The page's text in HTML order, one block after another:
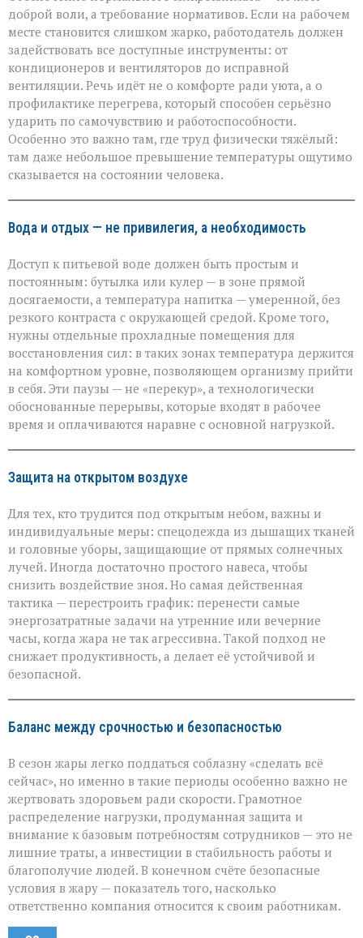
доброй воли, а требование нормативов. Если на рабочем
месте становится слишком жарко, работодатель должен
задействовать все доступные инструменты: от
кондиционеров и вентиляторов до исправной
вентиляции. Речь идёт не о комфорте ради уюта, а о
профилактике перегрева, который способен серьёзно
ударить по самочувствию и работоспособности.
Особенно это важно там, где труд физически тяжёлый:
там даже небольшое превышение температуры ощутимо
сказывается на состоянии человека.
Вода и отдых — не привилегия, а необходимость
Доступ к питьевой воде должен быть простым и
постоянным: бутылка или кулер — в зоне прямой
досягаемости, а температура напитка — умеренной, без
резкого контраста с окружающей средой. Кроме того,
нужны отдельные прохладные помещения для
восстановления сил: в таких зонах температура держится
на комфортном уровне, позволяющем организму прийти
в себя. Эти паузы — не «перекур», а технологически
обоснованные перерывы, которые входят в рабочее
время и оплачиваются наравне с основной нагрузкой.
Защита на открытом воздухе
Для тех, кто трудится под открытым небом, важны и
индивидуальные меры: спецодежда из дышащих тканей
и головные уборы, защищающие от прямых солнечных
лучей. Иногда достаточно простого навеса, чтобы
снизить воздействие зноя. Но самая действенная
тактика — перестроить график: перенести самые
энергозатратные задачи на утренние или вечерние
часы, когда жара не так агрессивна. Такой подход не
снижает продуктивность, а делает её устойчивой и
безопасной.
Баланс между срочностью и безопасностью
В сезон жары легко поддаться соблазну «сделать всё
сейчас», но именно в такие периоды особенно важно не
жертвовать здоровьем ради скорости. Грамотное
распределение нагрузки, продуманная защита и
внимание к базовым потребностям сотрудников — это не
лишние траты, а инвестиции в стабильность работы и
благополучие людей. В конечном счёте безопасные
условия в жару — показатель того, насколько
ответственно компания относится к своим работникам.